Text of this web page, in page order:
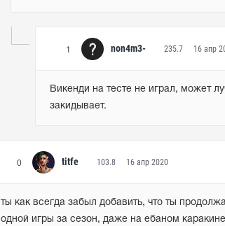
1 non4m3- 235.7 16 апр
Викенди на тесте не играл, может
закидывает.
0 titfe 103.8 16 апр 2020
ты как всегда забыл добавить, что ты
одной игры за сезон, даже на ебаном